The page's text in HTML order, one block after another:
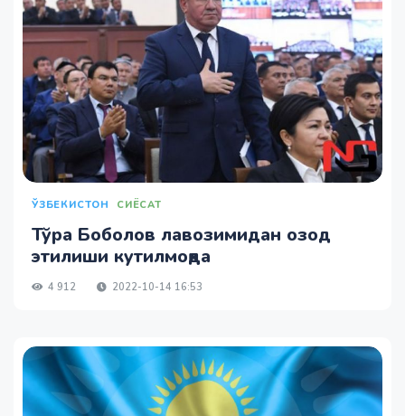
ЎЗБЕКИСТОН СИЁСАТ
Тўра Боболов лавозимидан озод
этилиши кутилмоқда
4 912 2022-10-14 16:53